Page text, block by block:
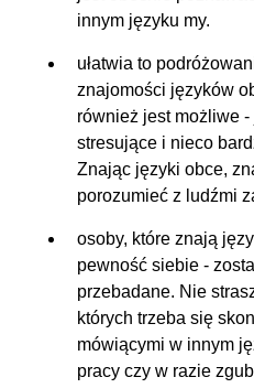
innym języku my.
ułatwia to
znajomości języków
również jest możliwe
stresujące i nieco
Znając języki obce,
porozumieć z ludźmi
osoby, które znają
pewność siebie -
przebadane. Nie
których trzeba się
mówiącymi w innym
pracy czy w razie